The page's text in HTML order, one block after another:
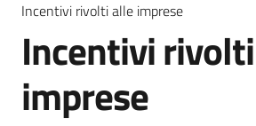
Novità
Leggi
Incentivi rivolti alle imprese
Incentivi
imprese